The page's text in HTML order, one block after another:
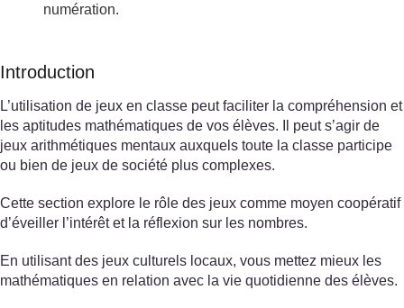
numération.
Introduction
L’utilisation de jeux en classe peut faciliter la compréhension et
les aptitudes mathématiques de vos élèves. Il peut s’agir de
jeux arithmétiques mentaux auxquels toute la classe participe
ou bien de jeux de société plus complexes.
Cette section explore le rôle des jeux comme moyen coopératif
d’éveiller l’intérêt et la réflexion sur les nombres.
En utilisant des jeux culturels locaux, vous mettez mieux les
mathématiques en relation avec la vie quotidienne des élèves.